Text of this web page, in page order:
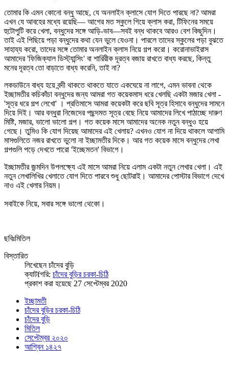
তোমার কি এমন কোনো বন্ধু আছে, যে অনলাইন ক্লাসে যোগ দিতে পারছে না? আমরা
এখন যে আবহের মধ্যে রয়েছি— আগের মত স্কুলে গিয়ে ক্লাস করা, টিফিনের সময়ে
হুটোপুটি করে খেলা, বন্ধুদের সঙ্গে আড়ি-ভাব—সবই বন্ধ থাকবে আরও বেশ কিছুদিন।
তাই এই পিছিয়ে পড়া বন্ধুদের কথা যেন ভুলে যেওনা। পারলে তাদের স্কুলের পড়া বুঝতে
সাহায্য করো, তাদের সঙ্গে তোমার অনলাইন ক্লাস নিয়ে গল্প করো। করোনাভাইরাস
আমাদের 'ফিজিক্যাল ডিস্ট্যান্সিং' বা শারিরীক দূরত্ব বজায় রাখতে বাধ্য করছে, কিন্তু
মনের দূরত্ব তো বাড়াতে বাধ্য করেনি, তাই না?
লকডাউনে বাধ্য হয়ে বন্দী থাকতে থাকতে যাতে একঘেয়ে না লাগে, এমন ভাবনা থেকে
ইচ্ছামতীর কচিকাঁচা বন্ধুদের জন্য আমরা গত কয়েকমাস ধরে খেলছি একটা মজার খেলা -
'সূত্র ধরে গল্প লেখো' । প্রতিমাসে আমরা কয়েকটা করে ছবি সূত্র হিসাবে বন্ধুদের সামনে
দিয়ে দিই। আর বন্ধুরা নিজেদের পছন্দমত সূত্র বেছে নিয়ে আমাদের লিখে পাঠাচ্ছে দারুণ
মিষ্টি, মজার, ভালো ভালো গল্প। গত কয়েক মাসে আমাদের অনেক নতুন বন্ধুও হয়ে
গেছে। তুমিও কি যোগ দিয়েছ আমাদের এই খেলায়? এখনও যোগ না দিয়ে থাকলে আগামি
মাসগুলিতে নজর রাখতে ভুলো না ইচ্ছামতীর দিকে। আর গত কয়েক মাসে বন্ধুদের লেখা
গল্পগুলি পড়ে দেখতে পারো 'ইচ্ছেমতন' বিভাগে।
ইচ্ছামতীর জন্মদিন উপলক্ষ্যে এই মাসে আমরা নিয়ে এলাম একটা নতুন লেখার খেলা। এই
নতুন লেখালিখির খেলাতে যোগ দিতে পারবে শুধু ছোটরাই। আমাদের পোস্টার বিভাগে দেখে
নাও এই খেলার নিয়ম।
সবাইকে নিয়ে, সবার সঙ্গে ভালো থেকো।
ছবিঃমিতিল
বিস্তারিত
লিখেছেনচাঁদের বুড়ি
ক্যাটfগরি: চাঁদের বুড়ির চরকা-চিঠি
প্রকাশ করা হয়েছে 27 সেপ্টেম্বর 2020
ইচ্ছামতী
চাঁদের বুড়ির চরকা-চিঠি
চাঁদের বুড়ি
মিতিল
সেপ্টেম্বর ২০২০
আশ্বিন ১৪২৭